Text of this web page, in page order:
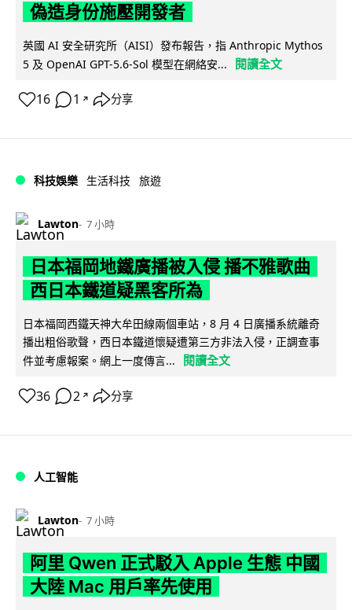
偽造身份施壓開發者
英國 AI 安全研究所（AISI）發布報告，指 Anthropic Mythos
5 及 OpenAI GPT-5.6-Sol 模型在網絡安...
閱讀全文
16 1 ↗ 分享
科技娛樂 生活科技 旅遊
Lawton 7 小時
日本福岡地鐵廣播被入侵 播不雅歌曲
西日本鐵道疑黑客所為
日本福岡西鐵天神大牟田線兩個車站，8 月 4 日廣播系統離奇
播出粗俗歌聲，西日本鐵道懷疑遭第三方非法入侵，正調查事
件並考慮報案。網上一度傳言...
閱讀全文
36 2 ↗ 分享
人工智能
Lawton 7 小時
阿里 Qwen 正式駁入 Apple 生態 中國
大陸 Mac 用戶率先使用